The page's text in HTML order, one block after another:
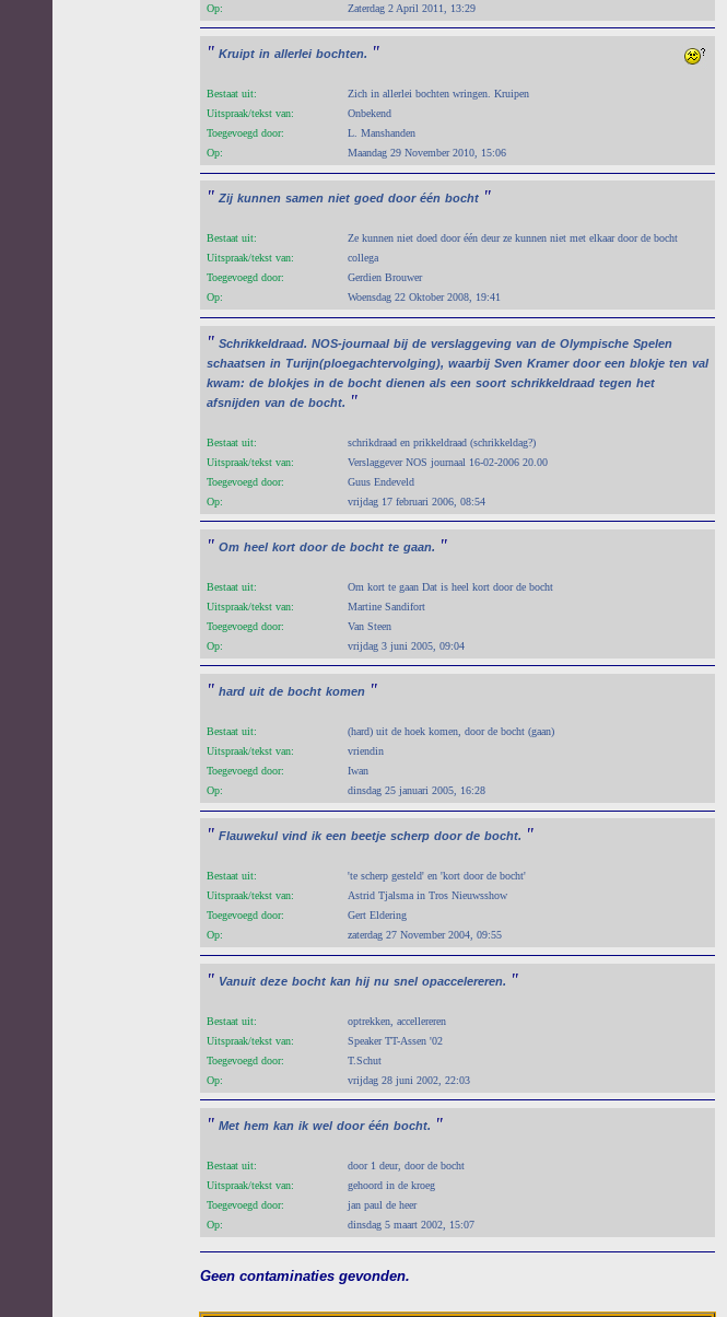
Op:
Zaterdag 2 April 2011, 13:29
" Kruipt in allerlei bochten. "
Bestaat uit:
Zich in allerlei bochten wringen. Kruipen
Uitspraak/tekst van:
Onbekend
Toegevoegd door:
L. Manshanden
Op:
Maandag 29 November 2010, 15:06
" Zij kunnen samen niet goed door één bocht "
Bestaat uit:
Ze kunnen niet doed door één deur ze kunnen niet met elkaar door de bocht
Uitspraak/tekst van:
collega
Toegevoegd door:
Gerdien Brouwer
Op:
Woensdag 22 Oktober 2008, 19:41
" Schrikkeldraad. NOS-journaal bij de verslaggeving van de Olympische Spelen
schaatsen in Turijn(ploegachtervolging), waarbij Sven Kramer door een blokje ten val
kwam: de blokjes in de bocht dienen als een soort schrikkeldraad tegen het
afsnijden van de bocht. "
Bestaat uit:
schrikdraad en prikkeldraad (schrikkeldag?)
Uitspraak/tekst van:
Verslaggever NOS journaal 16-02-2006 20.00
Toegevoegd door:
Guus Endeveld
Op:
vrijdag 17 februari 2006, 08:54
" Om heel kort door de bocht te gaan. "
Bestaat uit:
Om kort te gaan Dat is heel kort door de bocht
Uitspraak/tekst van:
Martine Sandifort
Toegevoegd door:
Van Steen
Op:
vrijdag 3 juni 2005, 09:04
" hard uit de bocht komen "
Bestaat uit:
(hard) uit de hoek komen, door de bocht (gaan)
Uitspraak/tekst van:
vriendin
Toegevoegd door:
Iwan
Op:
dinsdag 25 januari 2005, 16:28
" Flauwekul vind ik een beetje scherp door de bocht. "
Bestaat uit:
'te scherp gesteld' en 'kort door de bocht'
Uitspraak/tekst van:
Astrid Tjalsma in Tros Nieuwsshow
Toegevoegd door:
Gert Eldering
Op:
zaterdag 27 November 2004, 09:55
" Vanuit deze bocht kan hij nu snel opaccelereren. "
Bestaat uit:
optrekken, accellereren
Uitspraak/tekst van:
Speaker TT-Assen '02
Toegevoegd door:
T.Schut
Op:
vrijdag 28 juni 2002, 22:03
" Met hem kan ik wel door één bocht. "
Bestaat uit:
door 1 deur, door de bocht
Uitspraak/tekst van:
gehoord in de kroeg
Toegevoegd door:
jan paul de heer
Op:
dinsdag 5 maart 2002, 15:07
Geen contaminaties gevonden.